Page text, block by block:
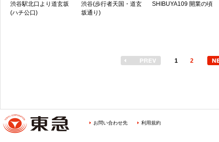
渋谷駅北口より道玄坂
(ハチ公口)
渋谷(歩行者天国・道玄
坂通り)
SHIBUYA109 開業の頃
1 2
お問い合わせ先 利用規約